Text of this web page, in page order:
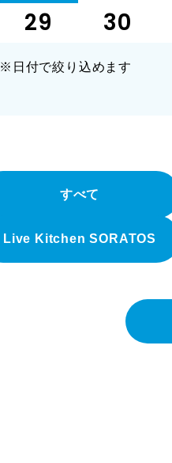
29
30
※日付で絞り込めます
すべて
Live Kitchen SORATOS